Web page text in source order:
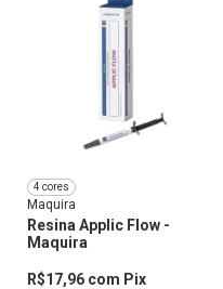
4 cores
Maquira
Resina Applic Flow -
Maquira
R$17,96 com Pix